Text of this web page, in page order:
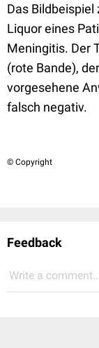
Das Bildbeispiel
Liquor eines
Meningitis. Der
(rote Bande),
vorgesehene
falsch negativ.
© Copyright
Feedback
Write a